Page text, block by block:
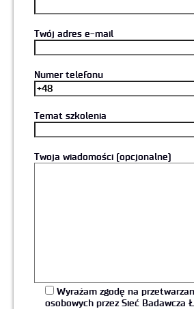
Twój adres e-mail
Numer telefonu
Temat szkolenia
Twoja wiadomości (opcjonalne)
Wyrażam zgodę na
osobowych przez Sieć Badawcza